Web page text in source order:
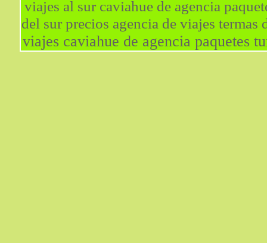
viajes al sur caviahue de agencia
del sur precios agencia de viajes termas
viajes caviahue de agencia paquetes